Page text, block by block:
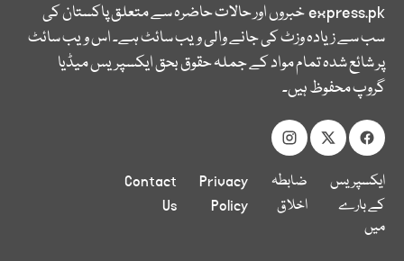
express.pkخبروں اور حالات حاضرہ سے متعلق پاکستان کی
سب سے زیادہ وزٹ کی جانے والی ویب سائٹ ہے۔ اس ویب سائٹ
پر شائع شدہ تمام مواد کے جملہ حقوق بحق ایکسپریس میڈیا
گروپ محفوظ ہیں۔
ایکسپریس
کے بارے
میں
ضابطہ
اخلاق
Privacy
Policy
Contact
Us